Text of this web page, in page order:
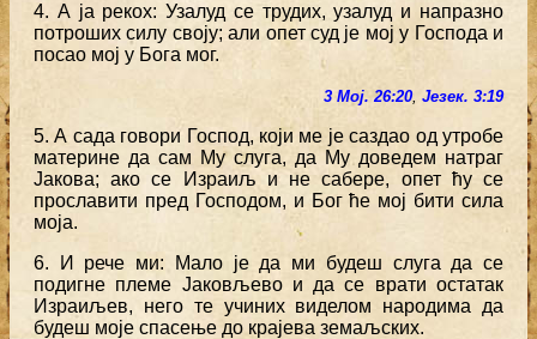
4. А ја рекох: Узалуд се трудих, узалуд и напразно
потроших силу своју; али опет суд је мој у Господа и
посао мој у Бога мог.
3 Мој. 26:20, Језек. 3:19
5. А сада говори Господ, који ме је саздао од утробе
материне да сам Му слуга, да Му доведем натраг
Јакова; ако се Израиљ и не сабере, опет ћу се
прославити пред Господом, и Бог ће мој бити сила
моја.
6. И рече ми: Мало је да ми будеш слуга да се
подигне племе Јаковљево и да се врати остатак
Израиљев, него те учиних виделом народима да
будеш моје спасење до крајева земаљских.